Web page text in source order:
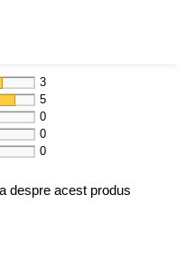
3
5
0
0
0
despre acest produs